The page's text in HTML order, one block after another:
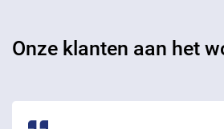
Onze klanten aan het